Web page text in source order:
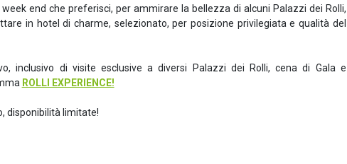
end che preferisci, per ammirare la bellezza di alcuni Palazzi dei Rolli,
in hotel di charme, selezionato, per posizione privilegiata e qualità del
inclusivo di visite esclusive a diversi Palazzi dei Rolli, cena di Gala e
ROLLI EXPERIENCE!
disponibilità limitate!